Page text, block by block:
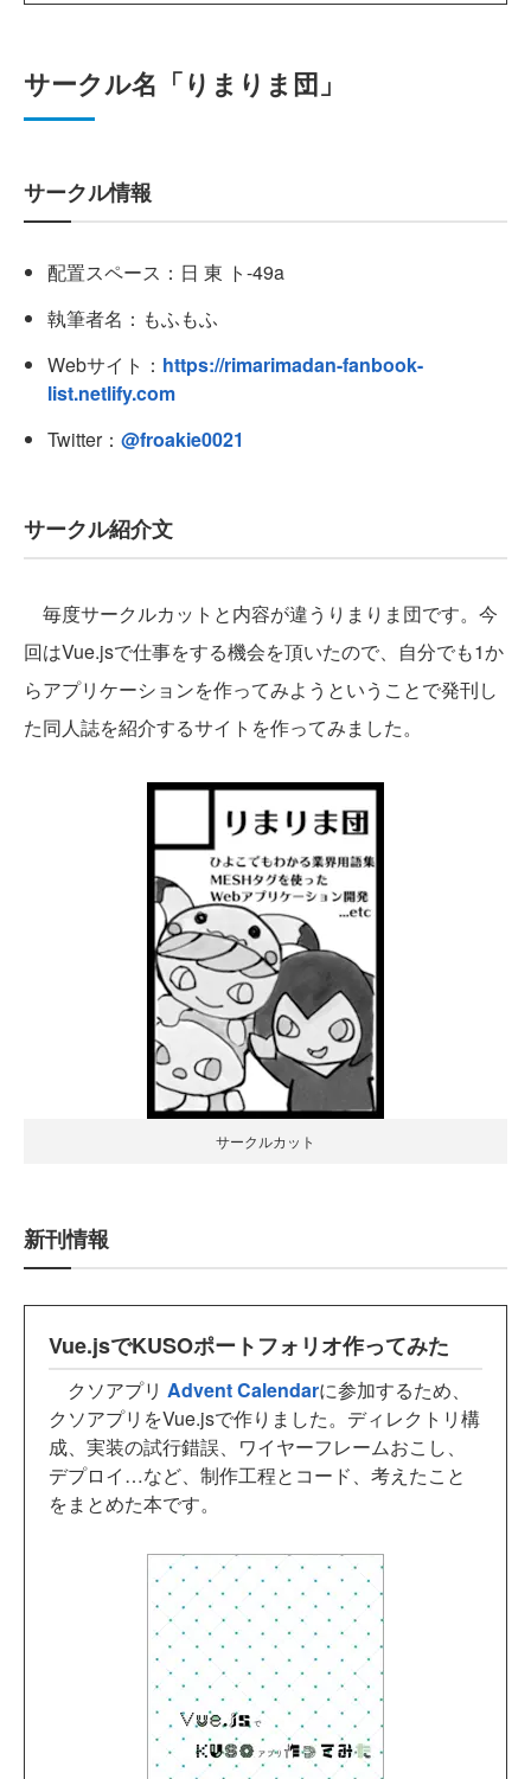
サークル名「りまりま団」
サークル情報
配置スペース：日 東 ト-49a
執筆者名：もふもふ
Webサイト： https://rimarimadan-fanbook-
list.netlify.com
Twitter： @froakie0021
サークル紹介文
毎度サークルカットと内容が違うりまりま団です。今
回はVue.jsで仕事をする機会を頂いたので、自分でも1か
らアプリケーションを作ってみようということで発刊し
た同人誌を紹介するサイトを作ってみました。
サークルカット
新刊情報
Vue.jsでKUSOポートフォリオ作ってみた
クソアプリ Advent Calendarに参加するため、
クソアプリをVue.jsで作りました。ディレクトリ構
成、実装の試行錯誤、ワイヤーフレームおこし、
デプロイ…など、制作工程とコード、考えたこと
をまとめた本です。